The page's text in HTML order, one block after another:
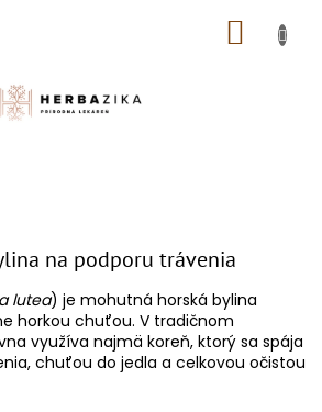
na podporu trávenia
lutea) je mohutná horská bylina
horkou chuťou. V tradičnom
využíva najmä koreň, ktorý sa spája
chuťou do jedla a celkovou očistou